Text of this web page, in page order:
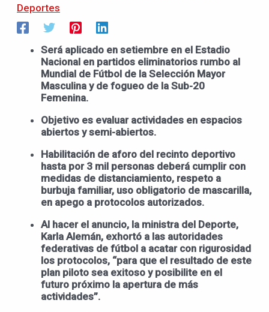
Deportes
Será aplicado en setiembre en el Estadio
Nacional en partidos eliminatorios rumbo al
Mundial de Fútbol de la Selección Mayor
Masculina y de fogueo de la Sub-20
Femenina.
Objetivo es evaluar actividades en espacios
abiertos y semi-abiertos.
Habilitación de aforo del recinto deportivo
hasta por 3 mil personas deberá cumplir con
medidas de distanciamiento, respeto a
burbuja familiar, uso obligatorio de mascarilla,
en apego a protocolos autorizados.
Al hacer el anuncio, la ministra del Deporte,
Karla Alemán, exhortó a las autoridades
federativas de fútbol a acatar con rigurosidad
los protocolos, “para que el resultado de este
plan piloto sea exitoso y posibilite en el
futuro próximo la apertura de más
actividades”.